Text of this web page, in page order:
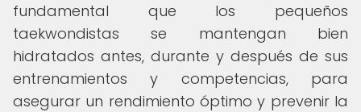
fundamental que los pequeños
taekwondistas se mantengan bien
hidratados antes, durante y después de sus
entrenamientos y competencias, para
asegurar un rendimiento óptimo y prevenir la